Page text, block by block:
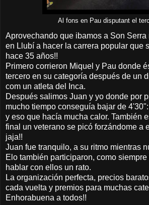
Al fons en Pau disputant el
Aprovechando que ibamos a Son
en Llubí a hacer la carrera popular que
hace 35 años!!
Primero corrieron Miquel y Pau donde
tercero en su categoría después de un
com un atleta del Inca.
Después salimos Juan y yo donde por
mucho tiempo conseguía bajar de
y eso que hacía mucha calor. También
final un veterano se picó forzándome a
jaja!!
Juan fue tranquilo, a su ritmo mientras
Elo también participaron, como
hablar con ellos un rato.
La organización perfecta, precios
cada vuelta y premios para muchas
Enhorabuena a todos!!